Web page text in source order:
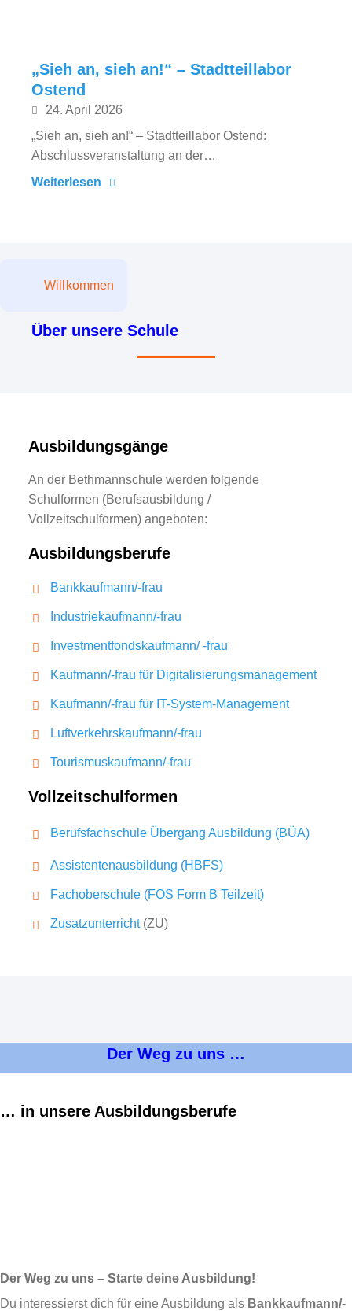
„Sieh an, sieh an!“ – Stadtteillabor
Ostend
24. April 2026
„Sieh an, sieh an!“ – Stadtteillabor Ostend:
Abschlussveranstaltung an der…
Weiterlesen
Willkommen
Über unsere Schule
Ausbildungsgänge
An der Bethmannschule werden folgende
Schulformen (Berufsausbildung /
Vollzeitschulformen) angeboten:
Ausbildungsberufe
Bankkaufmann/-frau
Industriekaufmann/-frau
Investmentfondskaufmann/ -frau
Kaufmann/-frau für Digitalisierungsmanagement
Kaufmann/-frau für IT-System-Management
Luftverkehrskaufmann/-frau
Tourismuskaufmann/-frau
Vollzeitschulformen
Berufsfachschule Übergang Ausbildung (BÜA)
Assistentenausbildung (HBFS)
Fachoberschule (FOS Form B Teilzeit)
Zusatzunterricht(ZU)
Der Weg zu uns …
… in unsere Ausbildungsberufe
Der Weg zu uns – Starte deine Ausbildung!
Du interessierst dich für eine Ausbildung als Bankkaufmann/-